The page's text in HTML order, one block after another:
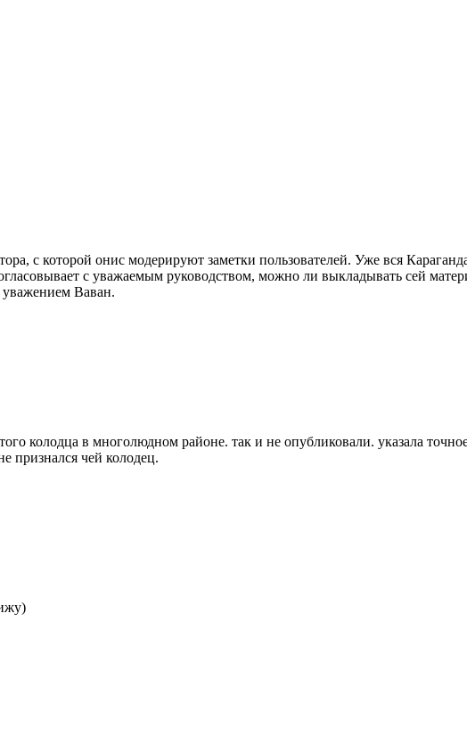
с которой онис модерируют заметки пользователей. Уже вся
с уважаемым руководством, можно ли выкладывать сей
уважением Ваван.
колодца в многолюдном районе. так и не опубликовали. указала
признался чей колодец.